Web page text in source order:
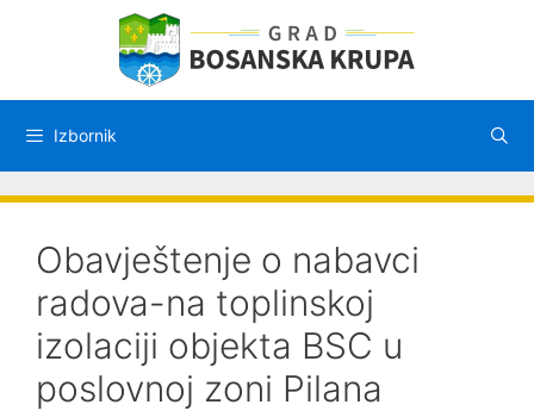
Izbornik
Obavještenje o nabavci
radova-na toplinskoj
izolaciji objekta BSC u
poslovnoj zoni Pilana